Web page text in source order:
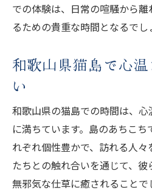
での体験は、日常の喧騒から
るための貴重な時間となるでし
和歌山県猫島で心
い
和歌山県の猫島での時間は、
に満ちています。島のあちこ
れぞれ個性豊かで、訪れる人
たちとの触れ合いを通じて、彼
無邪気な仕草に癒されることで